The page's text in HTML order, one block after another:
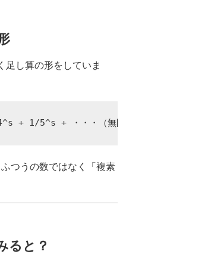
足し算の形をしていま
つうの数ではなく「複素
ると？